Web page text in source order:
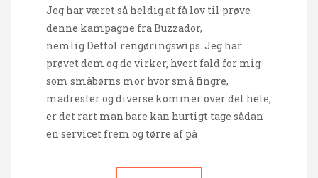
Jeg har været så heldig at få lov til prøve
denne kampagne fra Buzzador,
nemlig Dettol rengøringswips. Jeg har
prøvet dem og de virker, hvert fald for mig
som småbørns mor hvor små fingre,
madrester og diverse kommer over det hele,
er det rart man bare kan hurtigt tage sådan
en servicet frem og tørre af på